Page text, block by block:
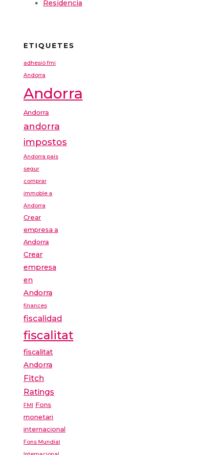
Residencia
ETIQUETES
adhesió fmi
Andorra
Andorra
Andorra
andorra
impostos
Andorra país
segur
comprar
immoble a
Andorra
Crear
empresa a
Andorra
Crear
empresa
en
Andorra
finances
fiscalidad
fiscalitat
fiscalitat
Andorra
Fitch
Ratings
FMI Fons
monetari
internacional
Fons Mundial